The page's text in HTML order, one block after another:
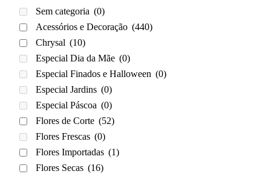
Sem categoria (0)
Acessórios e Decoração (440)
Chrysal (10)
Especial Dia da Mãe (0)
Especial Finados e Halloween (0)
Especial Jardins (0)
Especial Páscoa (0)
Flores de Corte (52)
Flores Frescas (0)
Flores Importadas (1)
Flores Secas (16)